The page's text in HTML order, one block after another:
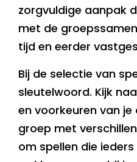
zorgvuldige aanpak
met de
tijd en eerder
Bij de selectie van
sleutelwoord. Kijk
en voorkeuren van je
groep met
om spellen die